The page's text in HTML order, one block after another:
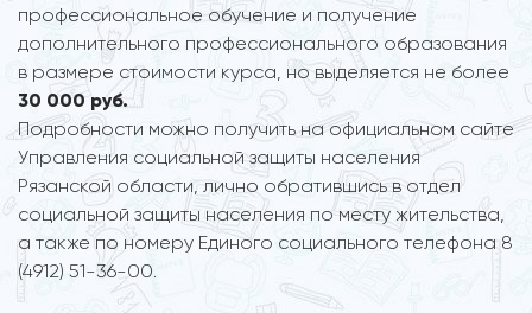
профессиональное обучение и получение
дополнительного профессионального образования
в размере стоимости курса, но выделяется не более
30 000 руб.
Подробности можно получить на официальном сайте
Управления социальной защиты населения
Рязанской области, лично обратившись в отдел
социальной защиты населения по месту жительства,
а также по номеру Единого социального телефона 8
(4912) 51-36-00.